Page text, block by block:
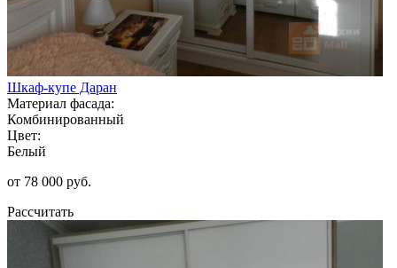
Шкаф-купе Даран
Материал фасада:
Комбинированный
Цвет:
Белый
от 78 000 руб.
Рассчитать